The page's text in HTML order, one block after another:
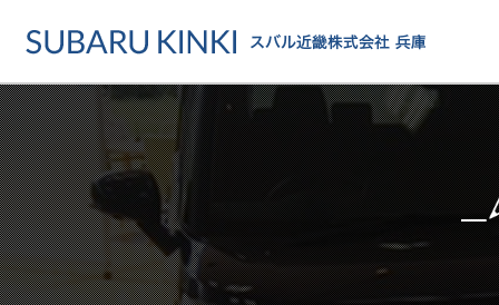
店舗情報 店
地域でさがす
地図でさがす
カーラインアップ
カーラインアップ一覧
乗用車
軽自動車
メンテナンス・サー
メンテナンス・サービスト
車検・定期点検をする
カーケアをする